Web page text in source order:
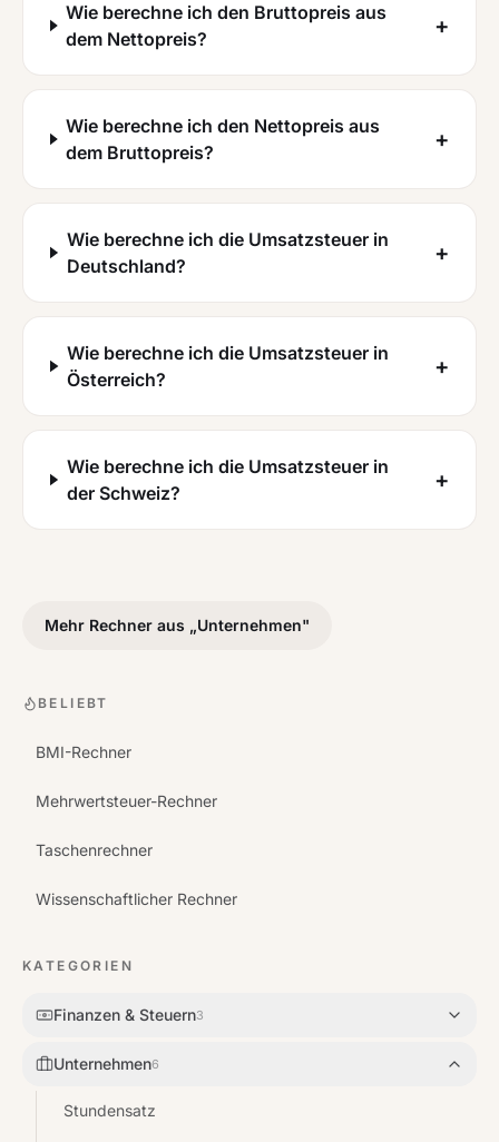
BELIEBT
BMI-Rechner
Mehrwertsteuer-Rechner
Taschenrechner
Wissenschaftlicher Rechner
KATEGORIEN
Finanzen & Steuern3
Unternehmen6
Stundensatz
Wie berechne ich den Bruttopreis aus
dem Nettopreis?
+
Wie berechne ich den Nettopreis aus
dem Bruttopreis?
+
Wie berechne ich die Umsatzsteuer in
Deutschland?
+
Wie berechne ich die Umsatzsteuer in
Österreich?
+
Wie berechne ich die Umsatzsteuer in
der Schweiz?
+
Mehr Rechner aus „Unternehmen"